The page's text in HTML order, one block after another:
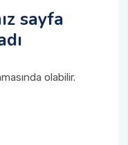
sayfa
olabilir.